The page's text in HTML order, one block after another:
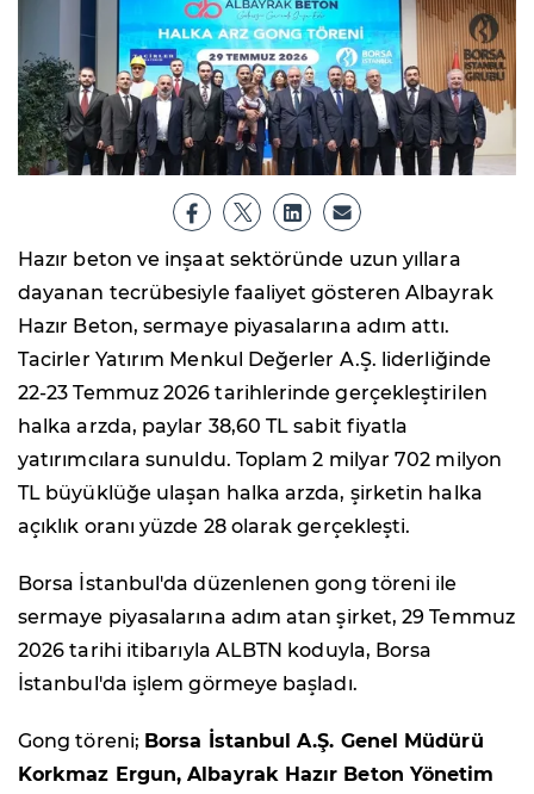
Hazır beton ve inşaat sektöründe uzun yıllara
dayanan tecrübesiyle faaliyet gösteren Albayrak
Hazır Beton, sermaye piyasalarına adım attı.
Tacirler Yatırım Menkul Değerler A.Ş. liderliğinde
22-23 Temmuz 2026 tarihlerinde gerçekleştirilen
halka arzda, paylar 38,60 TL sabit fiyatla
yatırımcılara sunuldu. Toplam 2 milyar 702 milyon
TL büyüklüğe ulaşan halka arzda, şirketin halka
açıklık oranı yüzde 28 olarak gerçekleşti.
Borsa İstanbul'da düzenlenen gong töreni ile
sermaye piyasalarına adım atan şirket, 29 Temmuz
2026 tarihi itibarıyla ALBTN koduyla, Borsa
İstanbul'da işlem görmeye başladı.
Gong töreni; Borsa İstanbul A.Ş. Genel Müdürü
Korkmaz Ergun, Albayrak Hazır Beton Yönetim